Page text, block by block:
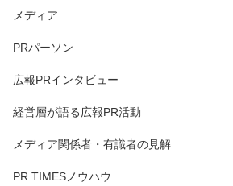
メディア
PRパーソン
広報PRインタビュー
経営層が語る広報PR活動
メディア関係者・有識者の見解
PR TIMESノウハウ